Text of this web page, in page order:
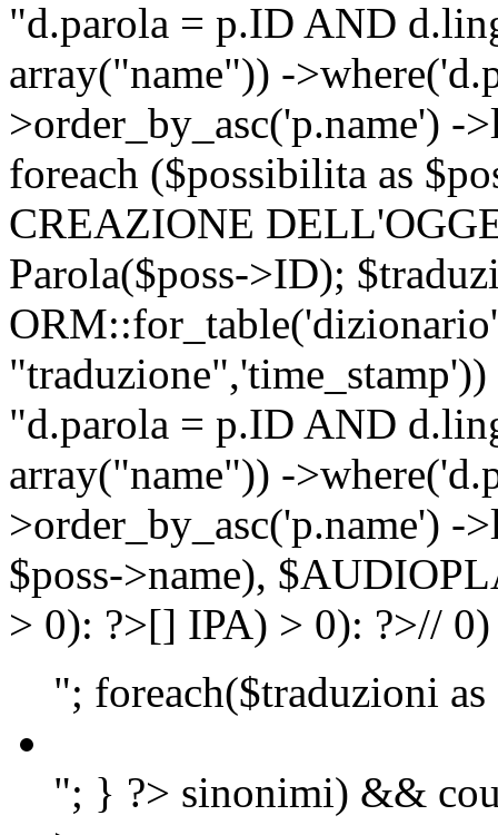
"d.parola = p.ID AND
array("name")) -
>order_by_asc('p.name')
foreach ($possibilita as
CREAZIONE
Parola($poss->ID);
"d.parola = p.ID AND
array("name")) -
>order_by_asc('p.name')
$poss->name),
> 0): ?>[] IPA) > 0): ?>//
"; foreach($traduzioni
"; } ?> sinonimi) &&